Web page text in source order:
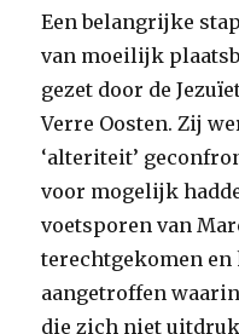
Een belangrijke
van moeilijk
gezet door de
Verre Oosten. Zij
‘alteriteit’
voor mogelijk
voetsporen van
terechtgekomen en
aangetroffen waarin
die zich niet